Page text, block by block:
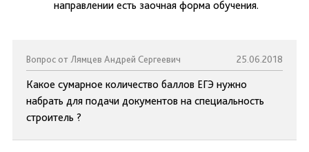
направлении есть заочная форма обучения.
Вопрос от Лямцев Андрей Сергеевич 25.06.2018
Какое сумарное количество баллов ЕГЭ нужно
набрать для подачи документов на специальность
строитель ?